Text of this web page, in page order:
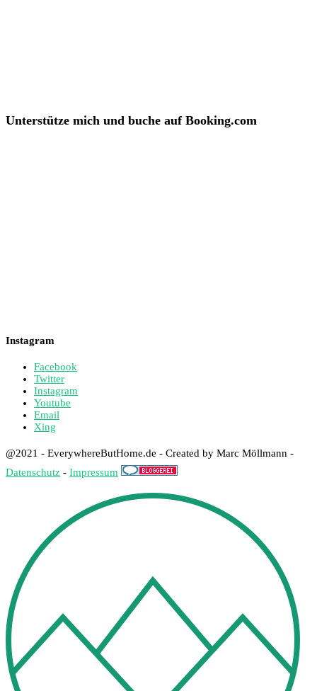
Unterstütze mich und buche auf Booking.com
Instagram
Facebook
Twitter
Instagram
Youtube
Email
Xing
@2021 - EverywhereButHome.de - Created by Marc Möllmann -
Datenschutz - Impressum